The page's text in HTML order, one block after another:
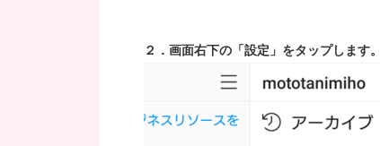
２．画面右下の「設定」をタップします。